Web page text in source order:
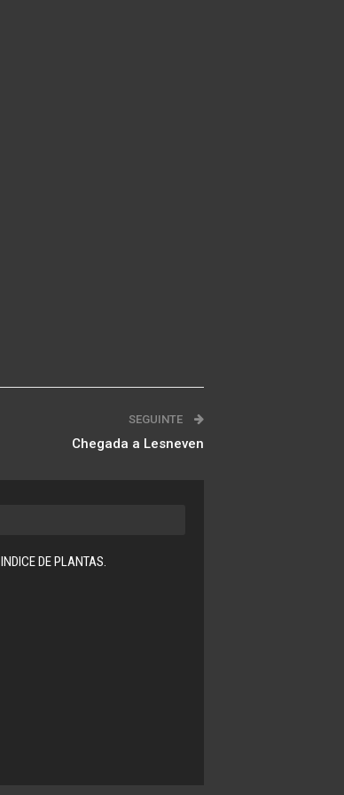
SEGUINTE
Chegada a Lesneven
INDICE DE PLANTAS.